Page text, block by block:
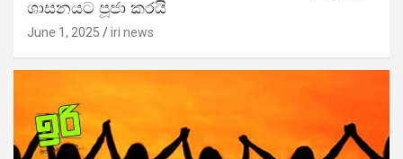
ශාසනයට පූජා කරයි
June 1, 2025 iri news